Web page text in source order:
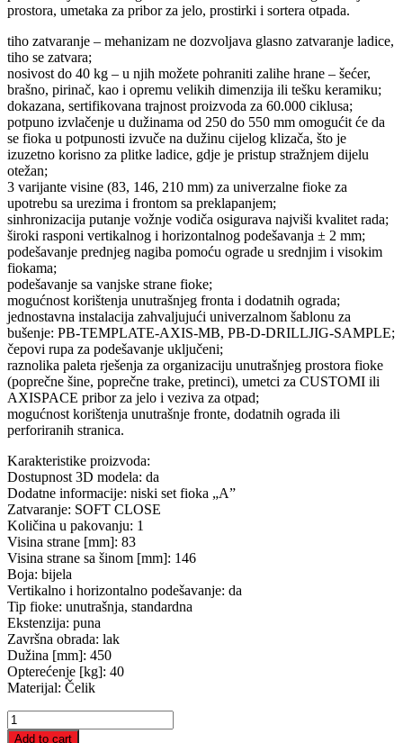
prostora, umetaka za pribor za jelo, prostirki i sortera otpada.
tiho zatvaranje – mehanizam ne dozvoljava glasno zatvaranje ladice,
tiho se zatvara;
nosivost do 40 kg – u njih možete pohraniti zalihe hrane – šećer,
brašno, pirinač, kao i opremu velikih dimenzija ili tešku keramiku;
dokazana, sertifikovana trajnost proizvoda za 60.000 ciklusa;
potpuno izvlačenje u dužinama od 250 do 550 mm omogućit će da
se fioka u potpunosti izvuče na dužinu cijelog klizača, što je
izuzetno korisno za plitke ladice, gdje je pristup stražnjem dijelu
otežan;
3 varijante visine (83, 146, 210 mm) za univerzalne fioke za
upotrebu sa urezima i frontom sa preklapanjem;
sinhronizacija putanje vožnje vodiča osigurava najviši kvalitet rada;
široki rasponi vertikalnog i horizontalnog podešavanja ± 2 mm;
podešavanje prednjeg nagiba pomoću ograde u srednjim i visokim
fiokama;
podešavanje sa vanjske strane fioke;
mogućnost korištenja unutrašnjeg fronta i dodatnih ograda;
jednostavna instalacija zahvaljujući univerzalnom šablonu za
bušenje: PB-TEMPLATE-AXIS-MB, PB-D-DRILLJIG-SAMPLE;
čepovi rupa za podešavanje uključeni;
raznolika paleta rješenja za organizaciju unutrašnjeg prostora fioke
(poprečne šine, poprečne trake, pretinci), umetci za CUSTOMI ili
AXISPACE pribor za jelo i veziva za otpad;
mogućnost korištenja unutrašnje fronte, dodatnih ograda ili
perforiranih stranica.
Karakteristike proizvoda:
Dostupnost 3D modela: da
Dodatne informacije: niski set fioka „A”
Zatvaranje: SOFT CLOSE
Količina u pakovanju: 1
Visina strane [mm]: 83
Visina strane sa šinom [mm]: 146
Boja: bijela
Vertikalno i horizontalno podešavanje: da
Tip fioke: unutrašnja, standardna
Ekstenzija: puna
Završna obrada: lak
Dužina [mm]: 450
Opterećenje [kg]: 40
Materijal: Čelik
ModernBox
SQUARE
Add to cart